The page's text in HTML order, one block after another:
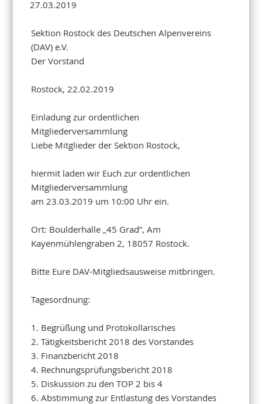
27.03.2019
Sektion Rostock des Deutschen Alpenvereins
(DAV) e.V.
Der Vorstand
Rostock, 22.02.2019
Einladung zur ordentlichen
Mitgliederversammlung
Liebe Mitglieder der Sektion Rostock,
hiermit laden wir Euch zur ordentlichen
Mitgliederversammlung
am 23.03.2019 um 10:00 Uhr ein.
Ort: Boulderhalle „45 Grad“, Am
Kayenmühlengraben 2, 18057 Rostock.
Bitte Eure DAV-Mitgliedsausweise mitbringen.
Tagesordnung:
1. Begrüßung und Protokollarisches
2. Tätigkeitsbericht 2018 des Vorstandes
3. Finanzbericht 2018
4. Rechnungsprüfungsbericht 2018
5. Diskussion zu den TOP 2 bis 4
6. Abstimmung zur Entlastung des Vorstandes